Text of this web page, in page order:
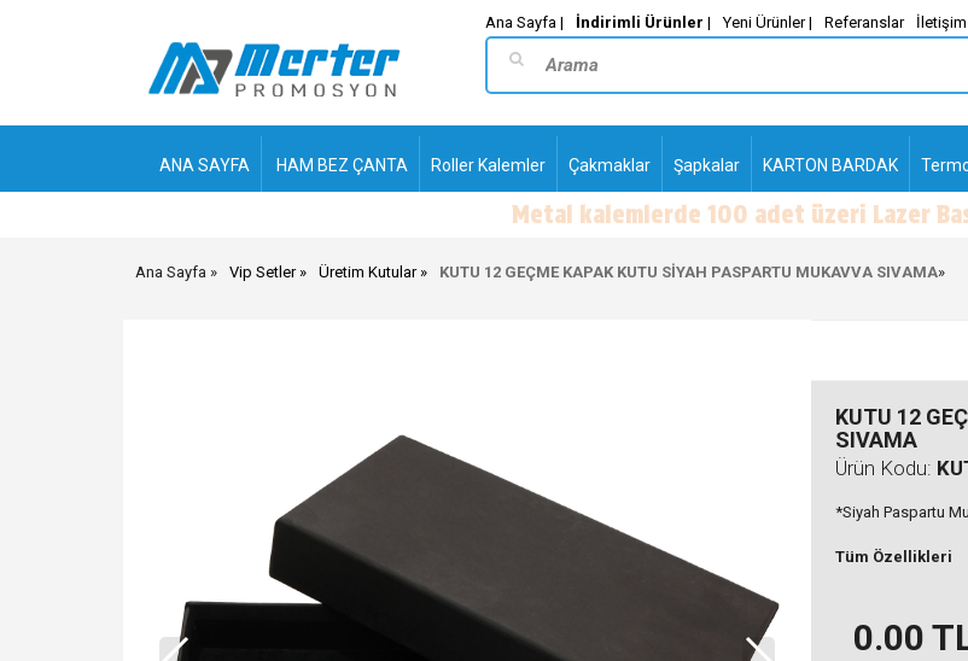
Ana Sayfa | İndirimli Ürünler | Yeni Ürünler | Referanslar İletişim
ANA SAYFA HAM BEZ ÇANTA Roller Kalemler Çakmaklar Şapkalar KARTON BARDAK
PLASTİK TÜKENMEZ
-
Ana Sayfa Vip Setler »
Üretim Kutular KUTU 12 GEÇME KAPAK KUTU SİYAH PASPARTU MUKAVVA SIVAMA
KUTU 12
SIVAMA
Ürün Kodu:
*Siyah Paspartu
Tüm Özellikleri
0.00